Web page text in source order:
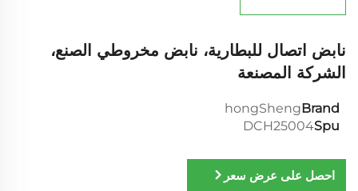
نابض اتصال للبطارية، نابض مخروطي الصنع،
الشركة المصنعة
Brand
hongSheng
Spu
DCH25004
احصل على عرض سعر